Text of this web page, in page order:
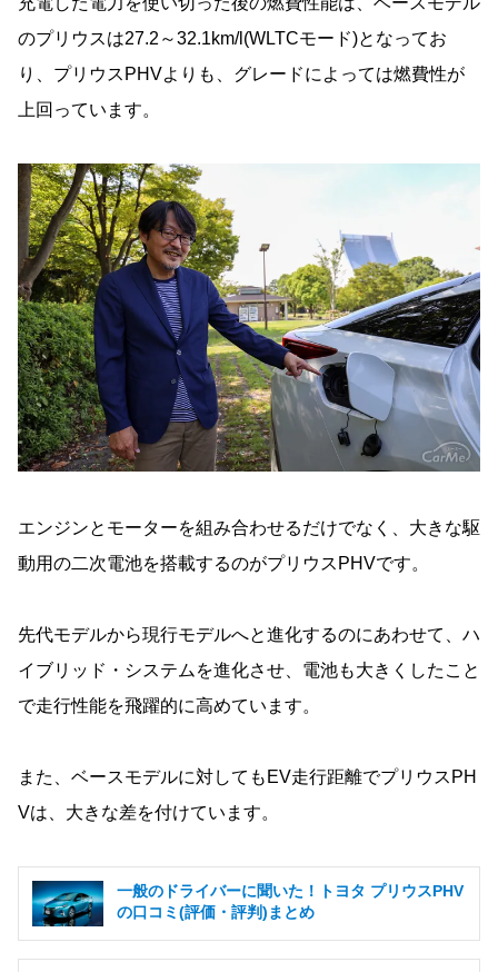
のプリウスは27.2～32.1km/l(WLTCモード)となってお
り、プリウスPHVよりも、グレードによっては燃費性が
上回っています。
エンジンとモーターを組み合わせるだけでなく、大きな駆
動用の二次電池を搭載するのがプリウスPHVです。
先代モデルから現行モデルへと進化するのにあわせて、ハ
イブリッド・システムを進化させ、電池も大きくしたこと
で走行性能を飛躍的に高めています。
また、ベースモデルに対してもEV走行距離でプリウスPH
Vは、大きな差を付けています。
一般のドライバーに聞いた！トヨタ プリウスPHV
の口コミ(評価・評判)まとめ